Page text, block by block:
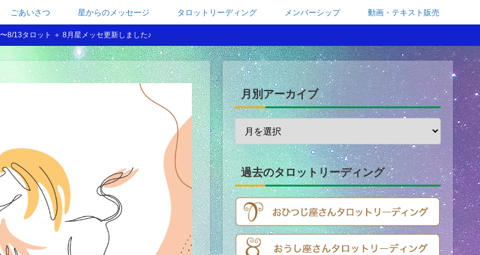
ごあいさつ 星からのメッセージ タロットリーディング メンバーシップ 動画・テキスト販売
8/13タロット ＋ 8月星メッセ更新しました♪
月別アーカイブ
過去のタロットリーディング